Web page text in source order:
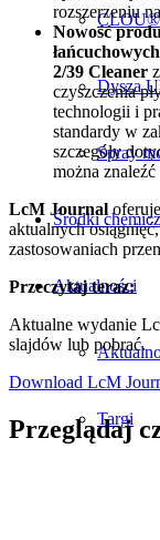
CLOU®
Dysza
Spray
Środki
Aktualności
Targi
rozszerzeniu
Nowość
2/39 Cleaner
czyszczenia
technologii i
standardy w
szczegóły
można
LcM Journal
aktualnych
zastosowaniach
Przeczytaj teraz:
Aktualne wydanie
slajdów lub pobrać.
Download LcM
Przeglądaj